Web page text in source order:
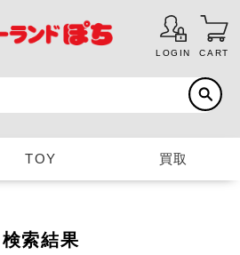
LOGIN CART
TOY 買取
検索結果